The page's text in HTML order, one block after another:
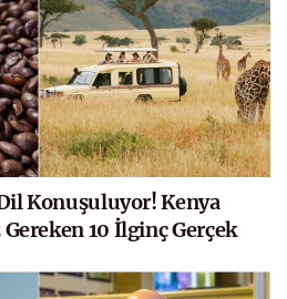
Konuşuluyor! Kenya
10 İlginç Gerçek